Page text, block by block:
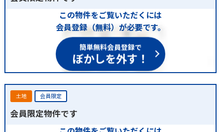
この物件をご覧いただくには
会員登録（無料）が必要です。
簡単無料会員登録で
ぼかしを外す！
土地 会員限定
会員限定物件です